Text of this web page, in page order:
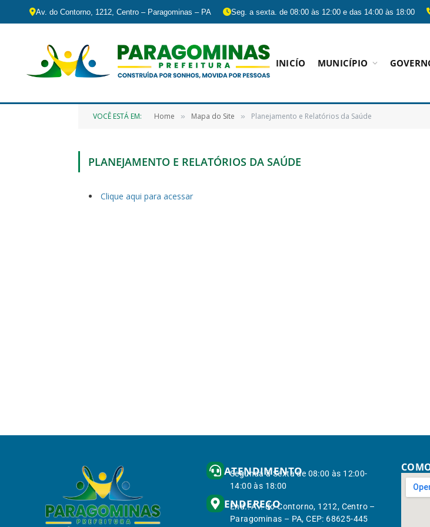
Av. do Contorno, 1212, Centro – Paragominas – PA Seg. a sexta. de 08:00 às 12:00 e das 14:00 às 18:00
INICÍO MUNICÍPIO
VOCÊ ESTÁ EM: Home » Mapa do Site » Planejamento e Relatórios da Saúde
PLANEJAMENTO E RELATÓRIOS DA SAÚDE
Clique aqui para acessar
ATENDIMENTO
Segunda à Sexta de 08:00 às 12:00-
14:00 às 18:00
ENDEREÇO
End.: Av. do Contorno, 1212, Centro –
Paragominas – PA, CEP: 68625-445